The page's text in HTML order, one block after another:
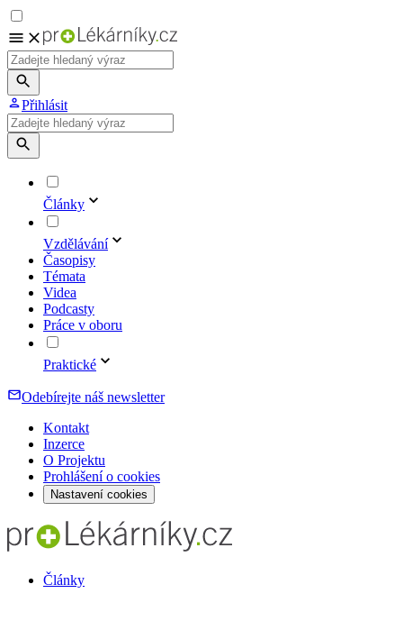
Přihlásit
Články
Vzdělávání
Časopisy
Témata
Videa
Podcasty
Práce v oboru
Praktické
Odebírejte náš newsletter
Kontakt
Inzerce
O Projektu
Prohlášení o cookies
Nastavení cookies
Články